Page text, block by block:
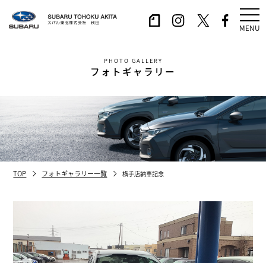
MENU
PHOTO GALLERY
フォトギャラリー
TOP フォトギャラリー一覧 横手店納車記念